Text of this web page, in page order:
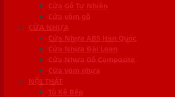
Cửa Gỗ Tự Nhiên
Cửa vòm gỗ
CỬA NHỰA
Cửa Nhựa ABS Hàn Quốc
Cửa Nhựa Đài Loan
Cửa Nhựa Gỗ Composite
Cửa vòm nhựa
NỘI THẤT
Tủ Kệ Bếp